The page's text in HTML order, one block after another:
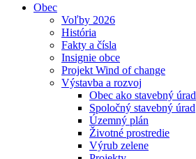
Obec
Voľby 2026
História
Fakty a čísla
Insignie obce
Projekt Wind of change
Výstavba a rozvoj
Obec ako stavebný úrad
Spoločný stavebný úrad
Územný plán
Životné prostredie
Výrub zelene